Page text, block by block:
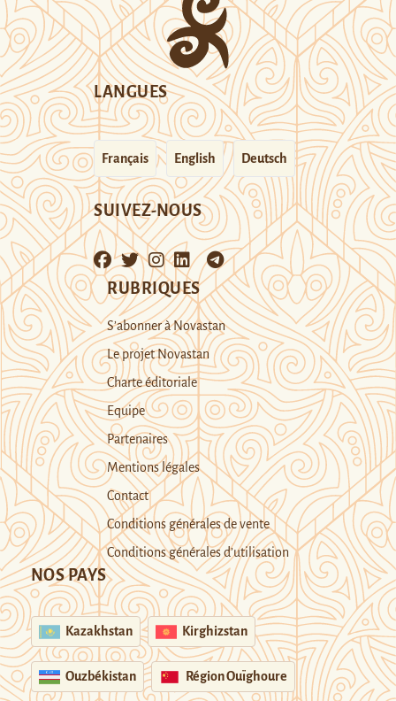
LANGUES
Français English Deutsch
SUIVEZ-NOUS
RUBRIQUES
S’abonner à Novastan
Le projet Novastan
Charte éditoriale
Equipe
Partenaires
Mentions légales
Contact
Conditions générales de vente
Conditions générales d’utilisation
NOS PAYS
Kazakhstan Kirghizstan
Ouzbékistan Région Ouïghoure